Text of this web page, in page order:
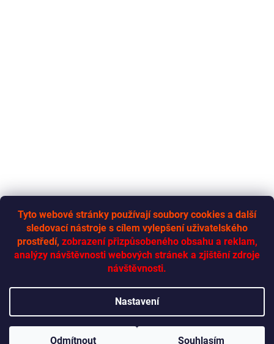
Tyto webové stránky používají soubory cookies a další
sledovací nástroje s cílem vylepšení uživatelského
prostředí, zobrazení přizpůsobeného obsahu a reklam,
analýzy návštěvnosti webových stránek a zjištění zdroje
návštěvnosti.
Nastavení
Odmítnout Souhlasím
RYCHLÁ-DODÁVKA.CZ
Copyright 2026Rychlá dodávka. Všechna práva vyhrazena.
Upravit nastavení cookies